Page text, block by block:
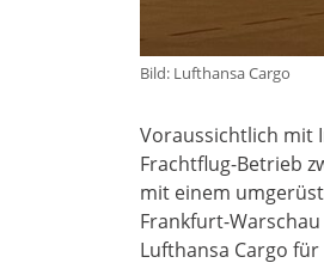
Bild: Lufthansa Cargo
Voraussichtlich mit
Frachtflug-Betrieb
mit einem
Frankfurt-
Lufthansa Cargo